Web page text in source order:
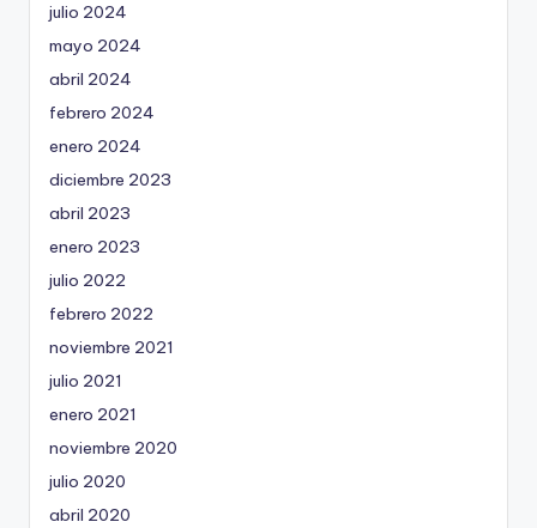
julio 2024
mayo 2024
abril 2024
febrero 2024
enero 2024
diciembre 2023
abril 2023
enero 2023
julio 2022
febrero 2022
noviembre 2021
julio 2021
enero 2021
noviembre 2020
julio 2020
abril 2020